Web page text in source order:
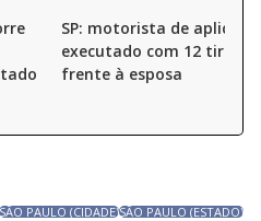
SP: motorista de
executado com 12 tiros
frente à esposa
SÃO PAULO (CIDADE)SÃO PAULO (ESTADO)